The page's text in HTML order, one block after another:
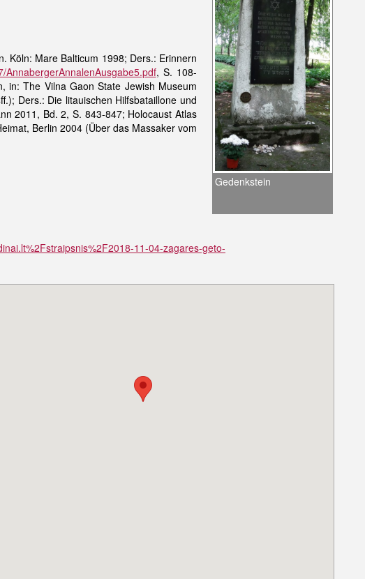
Gedenkstein
Köln: Mare Balticum 1998; Ders.: Erinnern
AnnabergerAnnalenAusgabe5.pdf, S. 108-
The Vilna Gaon State Jewish Museum
Ders.: Die litauischen Hilfsbataillone und
2011, Bd. 2, S. 843-847; Holocaust Atlas
Berlin 2004 (Über das Massaker vom
11-04-zagares-geto-